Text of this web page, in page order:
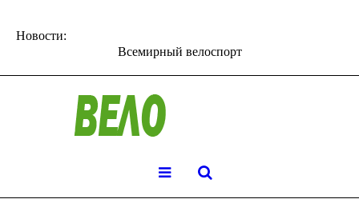
Новости:
Всемирный велоспорт